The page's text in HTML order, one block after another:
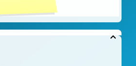
